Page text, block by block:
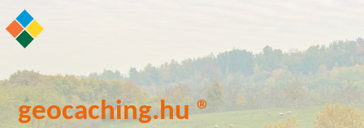
geocaching.hu ®